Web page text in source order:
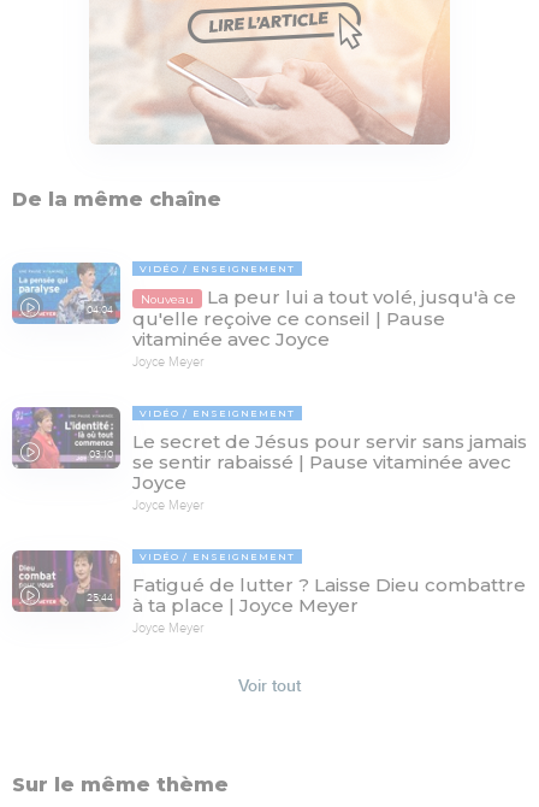
De la même chaîne
04:04
VIDÉO ENSEIGNEMENT
Nouveau
La peur lui a tout volé, jusqu'à ce
qu'elle reçoive ce conseil | Pause
vitaminée avec Joyce
Joyce Meyer
03:10
VIDÉO ENSEIGNEMENT
Le secret de Jésus pour servir sans jamais
se sentir rabaissé | Pause vitaminée avec
Joyce
Joyce Meyer
25:44
VIDÉO ENSEIGNEMENT
Fatigué de lutter ? Laisse Dieu combattre
à ta place | Joyce Meyer
Joyce Meyer
Voir tout
Sur le même thème